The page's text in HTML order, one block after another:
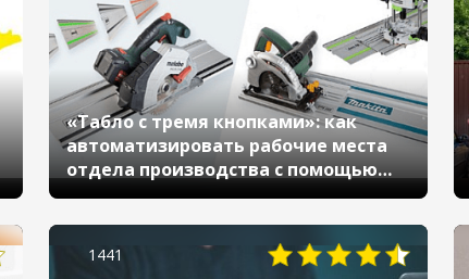
«Табло с тремя кнопками»: как
автоматизировать рабочие места
отдела производства с помощью
«1С:Управления торговлей» и
1441